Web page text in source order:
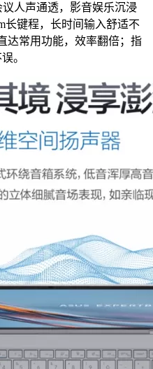
人声通透，影音娱乐沉浸
长键程，长时间输入舒适不
达常用功能，效率翻倍；指
。